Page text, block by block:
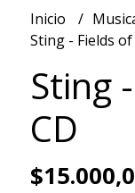
Inicio
Sting - Fields
Sting
CD